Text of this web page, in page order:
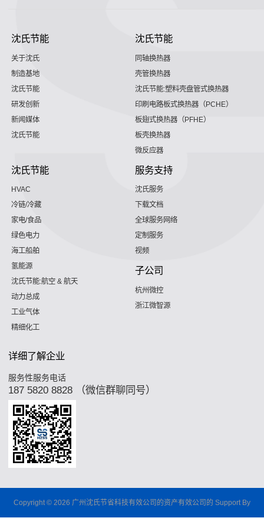
沈氏节能
关于沈氏
制造基地
沈氏节能
研发创新
新闻媒体
沈氏节能
沈氏节能
同轴换热器
壳管换热器
沈氏节能:塑料壳盘管式换热器
印刷电路板式换热器（PCHE）
板翅式换热器（PFHE）
板壳换热器
微反应器
沈氏节能
HVAC
冷链/冷藏
家电/食品
绿色电力
海工船舶
氢能源
沈氏节能:航空 & 航天
动力总成
工业气体
精细化工
服务支持
沈氏服务
下载文档
全球服务网络
定制服务
视频
子公司
杭州微控
浙江微智源
详细了解企业
服务性服务电话
187 5820 8828 （微信群聊同号）
Copyright © 2026 广州沈氏节省科技有效公司的资产有效公司的 Support By